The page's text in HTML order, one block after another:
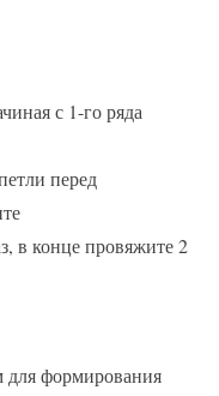
с 1-го ряда
перед
в конце провяжите 2
для формирования